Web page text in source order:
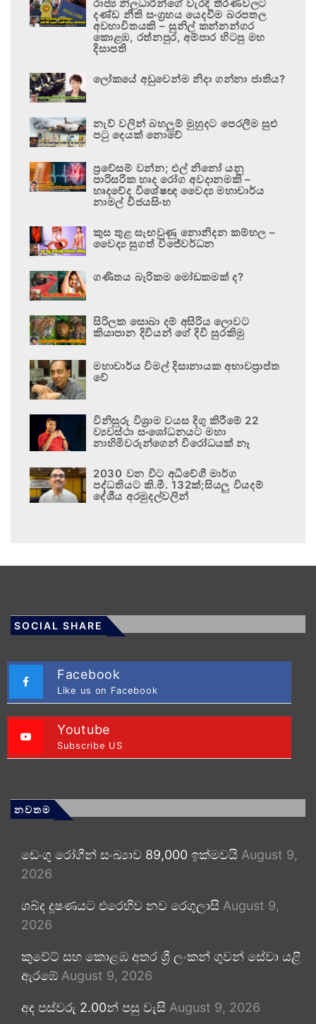
රාජ්‍ය නිලධාරීන්ගේ වැරදි තීරණවලට
දණ්ඩ නීති සංග්‍රහය යෙදවීම බරපතල
අවභාවිතයකි – සුනිල් කන්නන්ගර
කොළඹ, රත්නපුර, අම්පාර හිටපු මහ
දිසාපති
ලෝකයේ අඩුවෙන්ම නිදා ගන්නා ජාතිය?
නැව් වලින් බහලුම් මුහුදට පෙරලීම සුළු
පටු දෙයක් නොවේ
ප්‍රවේසම් වන්න; එල් නිනෝ යනු
පාරිසරික හෘද රෝග අවදානමකි –
හෘදවේද විශේෂඥ වෛද්‍ය මහාචාර්ය
නාමල් විජයසිංහ
කුස තුළ සැඟවුණු නොනිදන කම්හල –
වෛද්‍ය සුගත් විජේවර්ධන
ගණිතය බැරිකම මෝඩකමක් ද?
සිරිලක සොබා දම් අසිරිය ලොවට
කියාපාන දිවියන් ගේ දිවි සුරකිමු
මහාචාර්ය විමල් දිසානායක අභාවප්‍රාප්ත
වේ
විනිසුරු විශ්‍රාම වයස දිගු කිරීමේ 22
ව්‍යවස්ථා සංශෝධනයට මහා
නාහිමිවරුන්ගෙන් විරෝධයක් නෑ
2030 වන විට අධිවේගී මාර්ග
පද්ධතියට කි.මී. 132ක්;සියලු වියදම්
දේශීය අරමුදල්වලින්
SOCIAL SHARE
Facebook
Like us on Facebook
Youtube
Subscribe US
නවතම
ඩෙංගු රෝගීන් සංඛ්‍යාව 89,000 ඉක්මවයි August 9,
2026
ශබ්ද දූෂණයට එරෙහිව නව රෙගුලාසි August 9,
2026
කුවේට් සහ කොළඹ අතර ශ්‍රී ලංකන් ගුවන් සේවා යළි
ඇරඹේ August 9, 2026
අද පස්වරු 2.00න් පසු වැසි August 9, 2026